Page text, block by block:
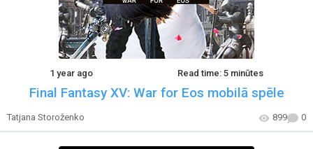
1 year ago Read time: 5 minūtes
Final Fantasy XV: War for Eos mobilā spēle
Tatjana Storoženko 899 0